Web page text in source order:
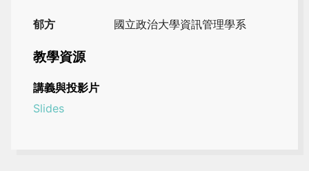
郁方 國立政治大學資訊管理學系
教學資源
講義與投影片
Slides